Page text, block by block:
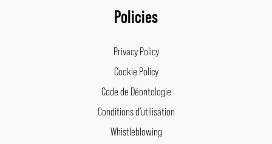
Policies
Privacy Policy
Cookie Policy
Code de Déontologie
Conditions d’utilisation
Whistleblowing